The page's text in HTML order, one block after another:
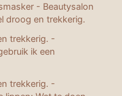
- Beautysalon
droog en trekkerig.
trekkerig. -
ik een
trekkerig. -